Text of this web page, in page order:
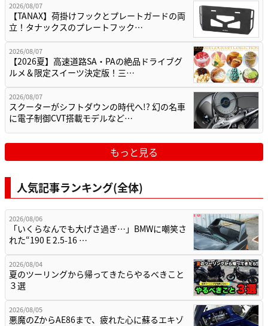
2026/08/07
【TANAX】荷掛けフックとプレートガードの両
立！タナックスのプレートフック…
2026/08/07
【2026夏】高速道路SA・PAの絶品ドライブグ
ルメ＆限定スイーツ決定版！三…
2026/08/07
スクーターがシフトダウンの時代へ!? 幻の名車
に電子制御CVT搭載モデルなど…
もっと見る
人気記事ランキング(全体)
2026/08/06
「いくらなんでも大げさ過ぎ…」BMWに嘲笑さ
れた“190 E 2.5-16 …
2026/08/04
夏のツーリングから帰ってきたらやるべきこと
３選
2026/08/05
悪魔のZからAE86まで、疲れた心に蘇るエキゾ